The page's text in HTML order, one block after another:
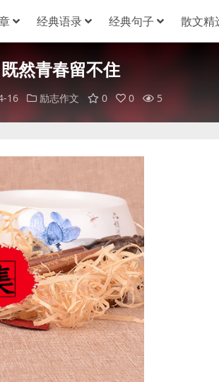
经典语录 经典句子 散文精
既然青春留不住
16 励志作文 0 0 5